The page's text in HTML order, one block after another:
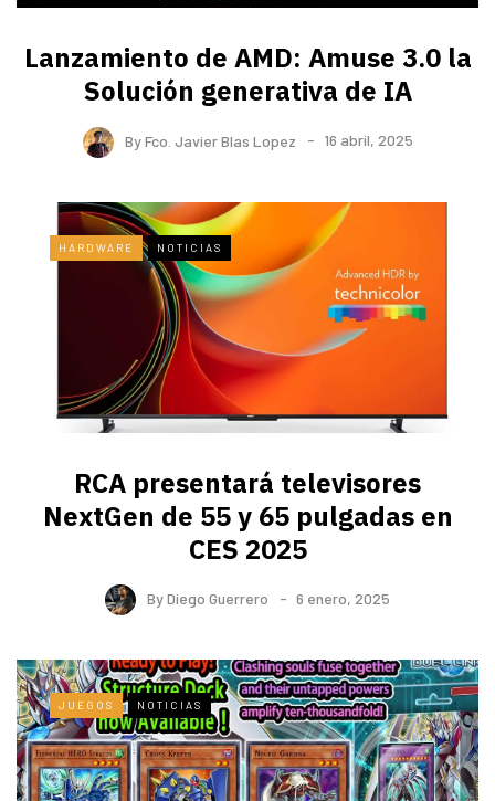
Lanzamiento de AMD: Amuse 3.0 la
Solución generativa de IA
ByFco. Javier Blas Lopez 16 abril, 2025
HARDWARE NOTICIAS
RCA presentará televisores
NextGen de 55 y 65 pulgadas en
CES 2025
ByDiego Guerrero 6 enero, 2025
JUEGOS NOTICIAS